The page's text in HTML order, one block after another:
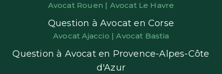
Avocat Rouen | Avocat Le Havre
Question à Avocat en Corse
Avocat Ajaccio |Avocat Bastia
Question à Avocat en Provence-Alpes-Côte
d'Azur